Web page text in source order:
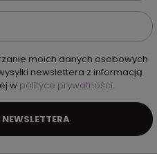
moich danych osobowych
newslettera z informacją
w polityce prywatności.